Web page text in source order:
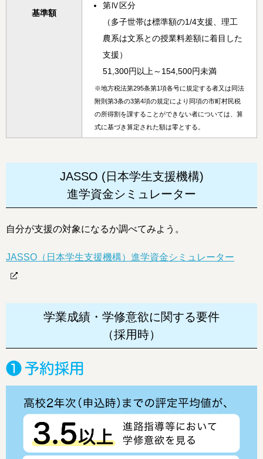
基準額
第Ⅳ区分
（多子世帯は標準額の1/4支援、理工
農系は文系との授業料差額に着目した
支援）
51,300円以上～154,500円未満
※地方税法第295条第1項各号に規定する者又は同法
附則第3条の3第4項の規定により同項の市町村民税
の所得割を課することができない者については、算
式に基づき算定された額は零とする。
JASSO (日本学生支援機構)
進学資金シミュレーター
自分が支援の対象になるか調べてみよう。
JASSO（日本学生支援機構）進学資金シミュレーター
学業成績・学修意欲に関する要件
（採用時）